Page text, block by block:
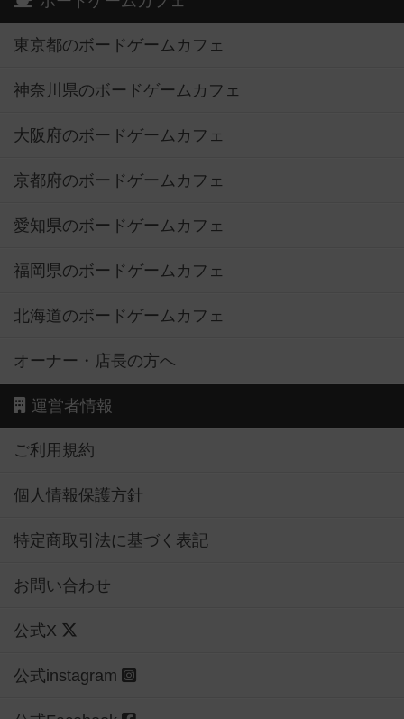
東京都のボードゲームカフェ
神奈川県のボードゲームカフェ
大阪府のボードゲームカフェ
京都府のボードゲームカフェ
愛知県のボードゲームカフェ
福岡県のボードゲームカフェ
北海道のボードゲームカフェ
オーナー・店長の方へ
運営者情報
ご利用規約
個人情報保護方針
特定商取引法に基づく表記
お問い合わせ
公式X
公式instagram